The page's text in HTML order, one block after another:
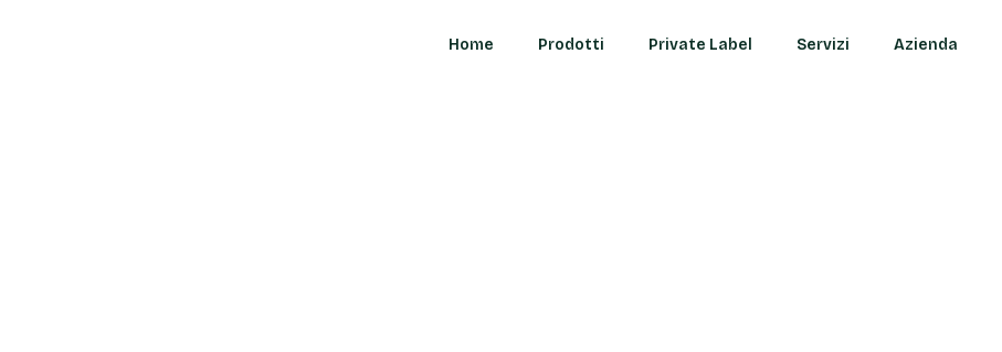
Home Prodotti Private Label Servizi Azienda
Home Prodotti Private Label Servizi Azienda